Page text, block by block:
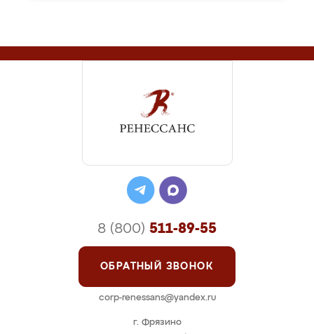
г. Фрязино
8 (800) 511-89-55
ОБРАТНЫЙ ЗВОНОК
corp-renessans@yandex.ru